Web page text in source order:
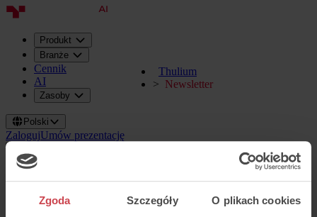
Zgoda Szczegóły O plikach cookies
Produkt
Branże
Cennik
AI
Zasoby
Polski
ZalogujUmów prezentację
Thulium
Newsletter